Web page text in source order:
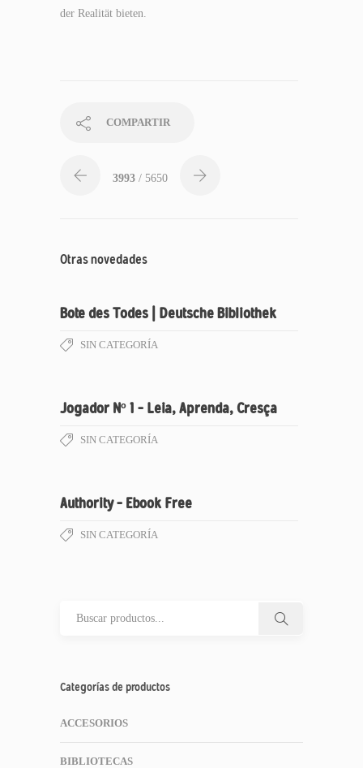
der Realität bieten.
COMPARTIR
3993 / 5650
Otras novedades
Bote des Todes | Deutsche Bibliothek
SIN CATEGORÍA
Jogador Nº 1 – Leia, Aprenda, Cresça
SIN CATEGORÍA
Authority – Ebook Free
SIN CATEGORÍA
Categorías de productos
ACCESORIOS
BIBLIOTECAS